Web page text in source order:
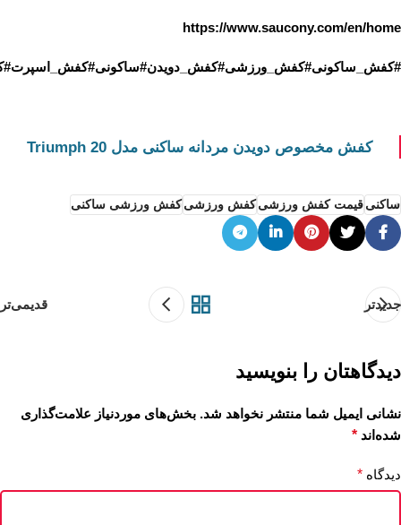
https://www.saucony.com/en/home
کفش مخصوص دویدن مردانه ساکنی مدل Triumph 20
ساکنی قیمت کفش ورزشی کفش ورزشی کفش ورزشی ساکنی
جدیدتر قدیمی‌تر
دیدگاهتان را بنویسید
نشانی ایمیل شما منتشر نخواهد شد. بخش‌های موردنیاز علامت‌گذاری
شده‌اند *
دیدگاه *